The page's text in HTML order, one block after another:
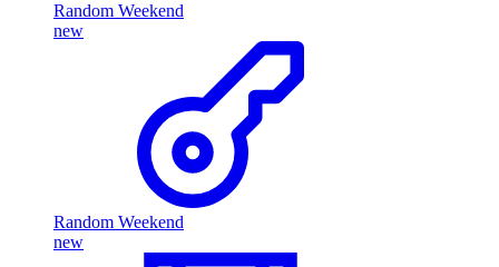
Random Weekend
new
Random Weekend
new